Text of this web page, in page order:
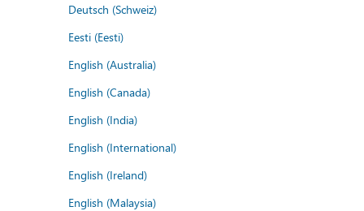
Deutsch (Schweiz)
Eesti (Eesti)
English (Australia)
English (Canada)
English (India)
English (International)
English (Ireland)
English (Malaysia)